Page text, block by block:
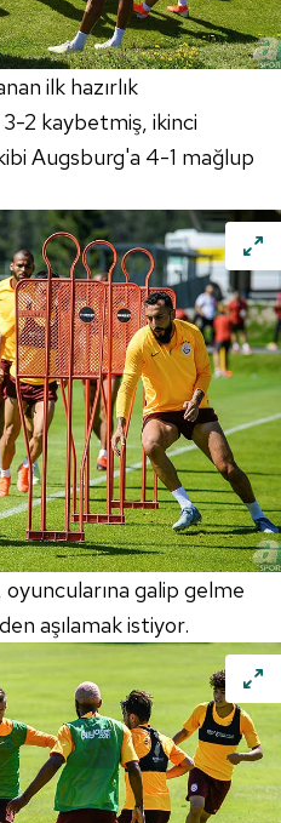
ilk hazırlık
3-2 kaybetmiş, ikinci
Augsburg'a 4-1 mağlup
galip gelme
aşılamak istiyor.